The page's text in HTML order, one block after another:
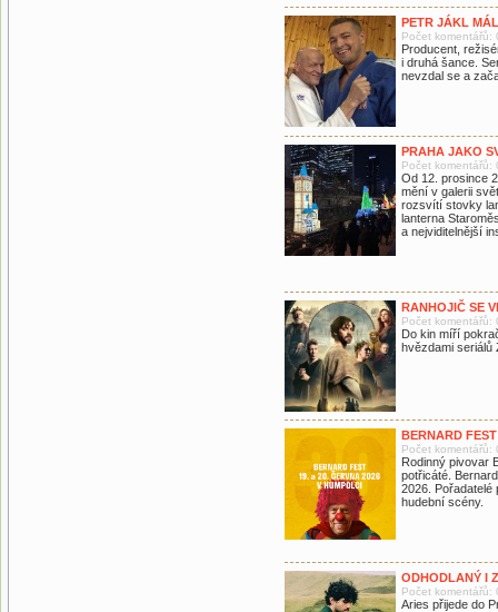
PETR JÁKL
Počet komentářů:
Producent,
i druhá šance.
nevzdal se a
PRAHA JAKO
Počet komentářů:
Od 12. prosince
mění v galerii
rozsvítí stovky
lanterna
a nejviditelnější
RANHOJIČ SE
Počet komentářů:
Do kin míří
hvězdami seriálů
BERNARD
Počet komentářů:
Rodinný pivovar
potřicáté.
2026.
hudební scény.
ODHODLANÝ I
Počet komentářů:
Aries přijede do